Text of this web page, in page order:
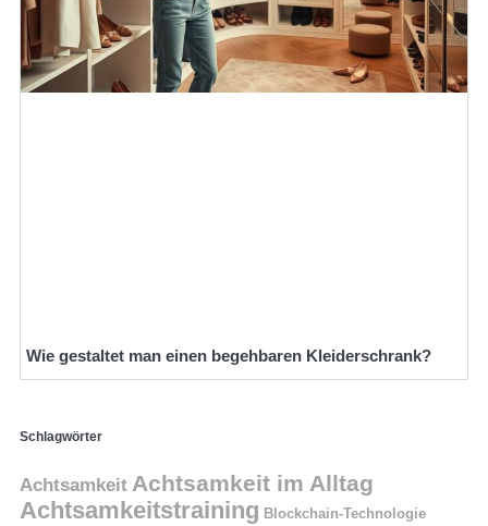
Wie gestaltet man einen begehbaren Kleiderschrank?
Schlagwörter
Achtsamkeit Achtsamkeit im Alltag
Achtsamkeitstraining Blockchain-Technologie